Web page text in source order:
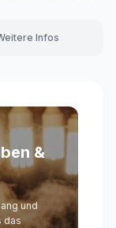
Infos
&
und
das